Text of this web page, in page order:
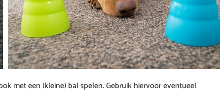
met een (kleine) bal spelen. Gebruik hiervoor eventueel